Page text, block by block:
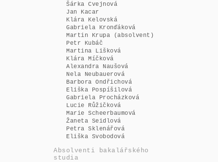
Šárka Cvejnová
Jan Kacar
Klára Kelovská
Gabriela Kronďáková
Martin Krupa (absolvent)
Petr Kubáč
Martina Lišková
Klára Míčková
Alexandra Naušová
Nela Neubauerová
Barbora Ondřichová
Eliška Pospíšilová
Gabriela Procházková
Lucie Růžičková
Marie Scheerbaumová
Žaneta Seidlová
Petra Sklenářová
Eliška Svobodová
Absolventi bakalářského
studia